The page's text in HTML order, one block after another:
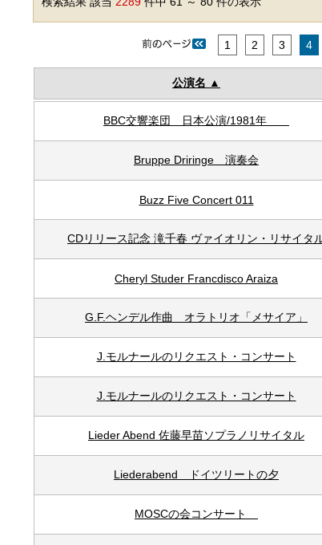
1 2 3 4
公演名
BBC交響楽団 日本公演/1981年
Bruppe Driringe 演奏会
Buzz Five Concert 011
CDリリース記念 滝千春 ヴァイオリン・リサイタ
Cheryl Studer Francdisco Araiza
G.F.ヘンデル作曲 オラトリオ「メサイア」
J.モルナールのリクエスト・コンサート
J.モルナールのリクエスト・コンサート
Lieder Abend 佐藤早苗ソプラノリサイタル
Liederabend ドイツリートの夕
MOSCの会コンサート